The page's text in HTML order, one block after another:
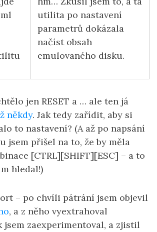
utilita po nastavení
parametrů dokázala
načíst obsah
emulovaného disku.
jen RESET a … ale ten já
někdy. Jak tedy zařídit, aby si
to nastavení? (A až po napsání
jsem přišel na to, že by měla
[CTRL][SHIFT][ESC] – a to
hledal!)
– po chvíli pátrání jsem objevil
, a z něho vyextrahoval
jsem zaexperimentoval, a zjistil